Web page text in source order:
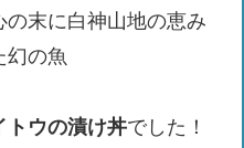
末に白神山地の恵み
幻の魚
トウの漬け丼でした！